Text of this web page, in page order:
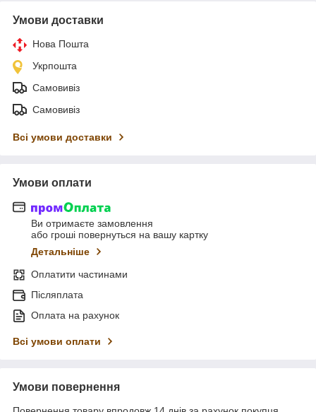
Умови доставки
Нова Пошта
Укрпошта
Самовивіз
Самовивіз
Всі умови доставки
Умови оплати
Ви отримаєте замовлення
або гроші повернуться на вашу картку
Детальніше
Оплатити частинами
Післяплата
Оплата на рахунок
Всі умови оплати
Умови повернення